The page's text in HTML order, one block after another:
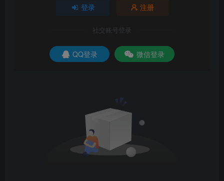
登录 注册
社交账号登录
QQ登录 微信登录